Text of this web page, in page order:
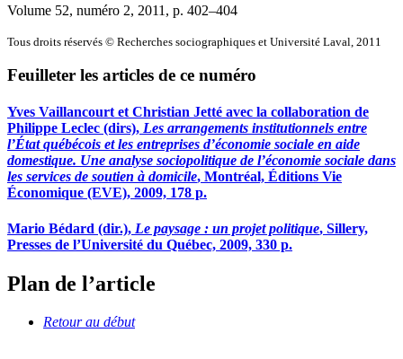
Volume 52, numéro 2, 2011 , p. 402–404
Tous droits réservés © Recherches sociographiques et Université Laval, 2011
Feuilleter les articles de ce numéro
Yves Vaillancourtet Christian Jetté avec la collaboration de
Philippe Leclec (dirs), Les arrangements institutionnels entre
l’État québécois et les entreprises d’économie sociale en aide
domestique. Une analyse sociopolitique de l’économie sociale dans
les services de soutien à domicile, Montréal, Éditions Vie
Économique (EVE), 2009, 178 p.
Mario Bédard (dir.), Le paysage : un projet politique, Sillery,
Presses de l’Université du Québec, 2009, 330 p.
Plan de l’article
Retour au début